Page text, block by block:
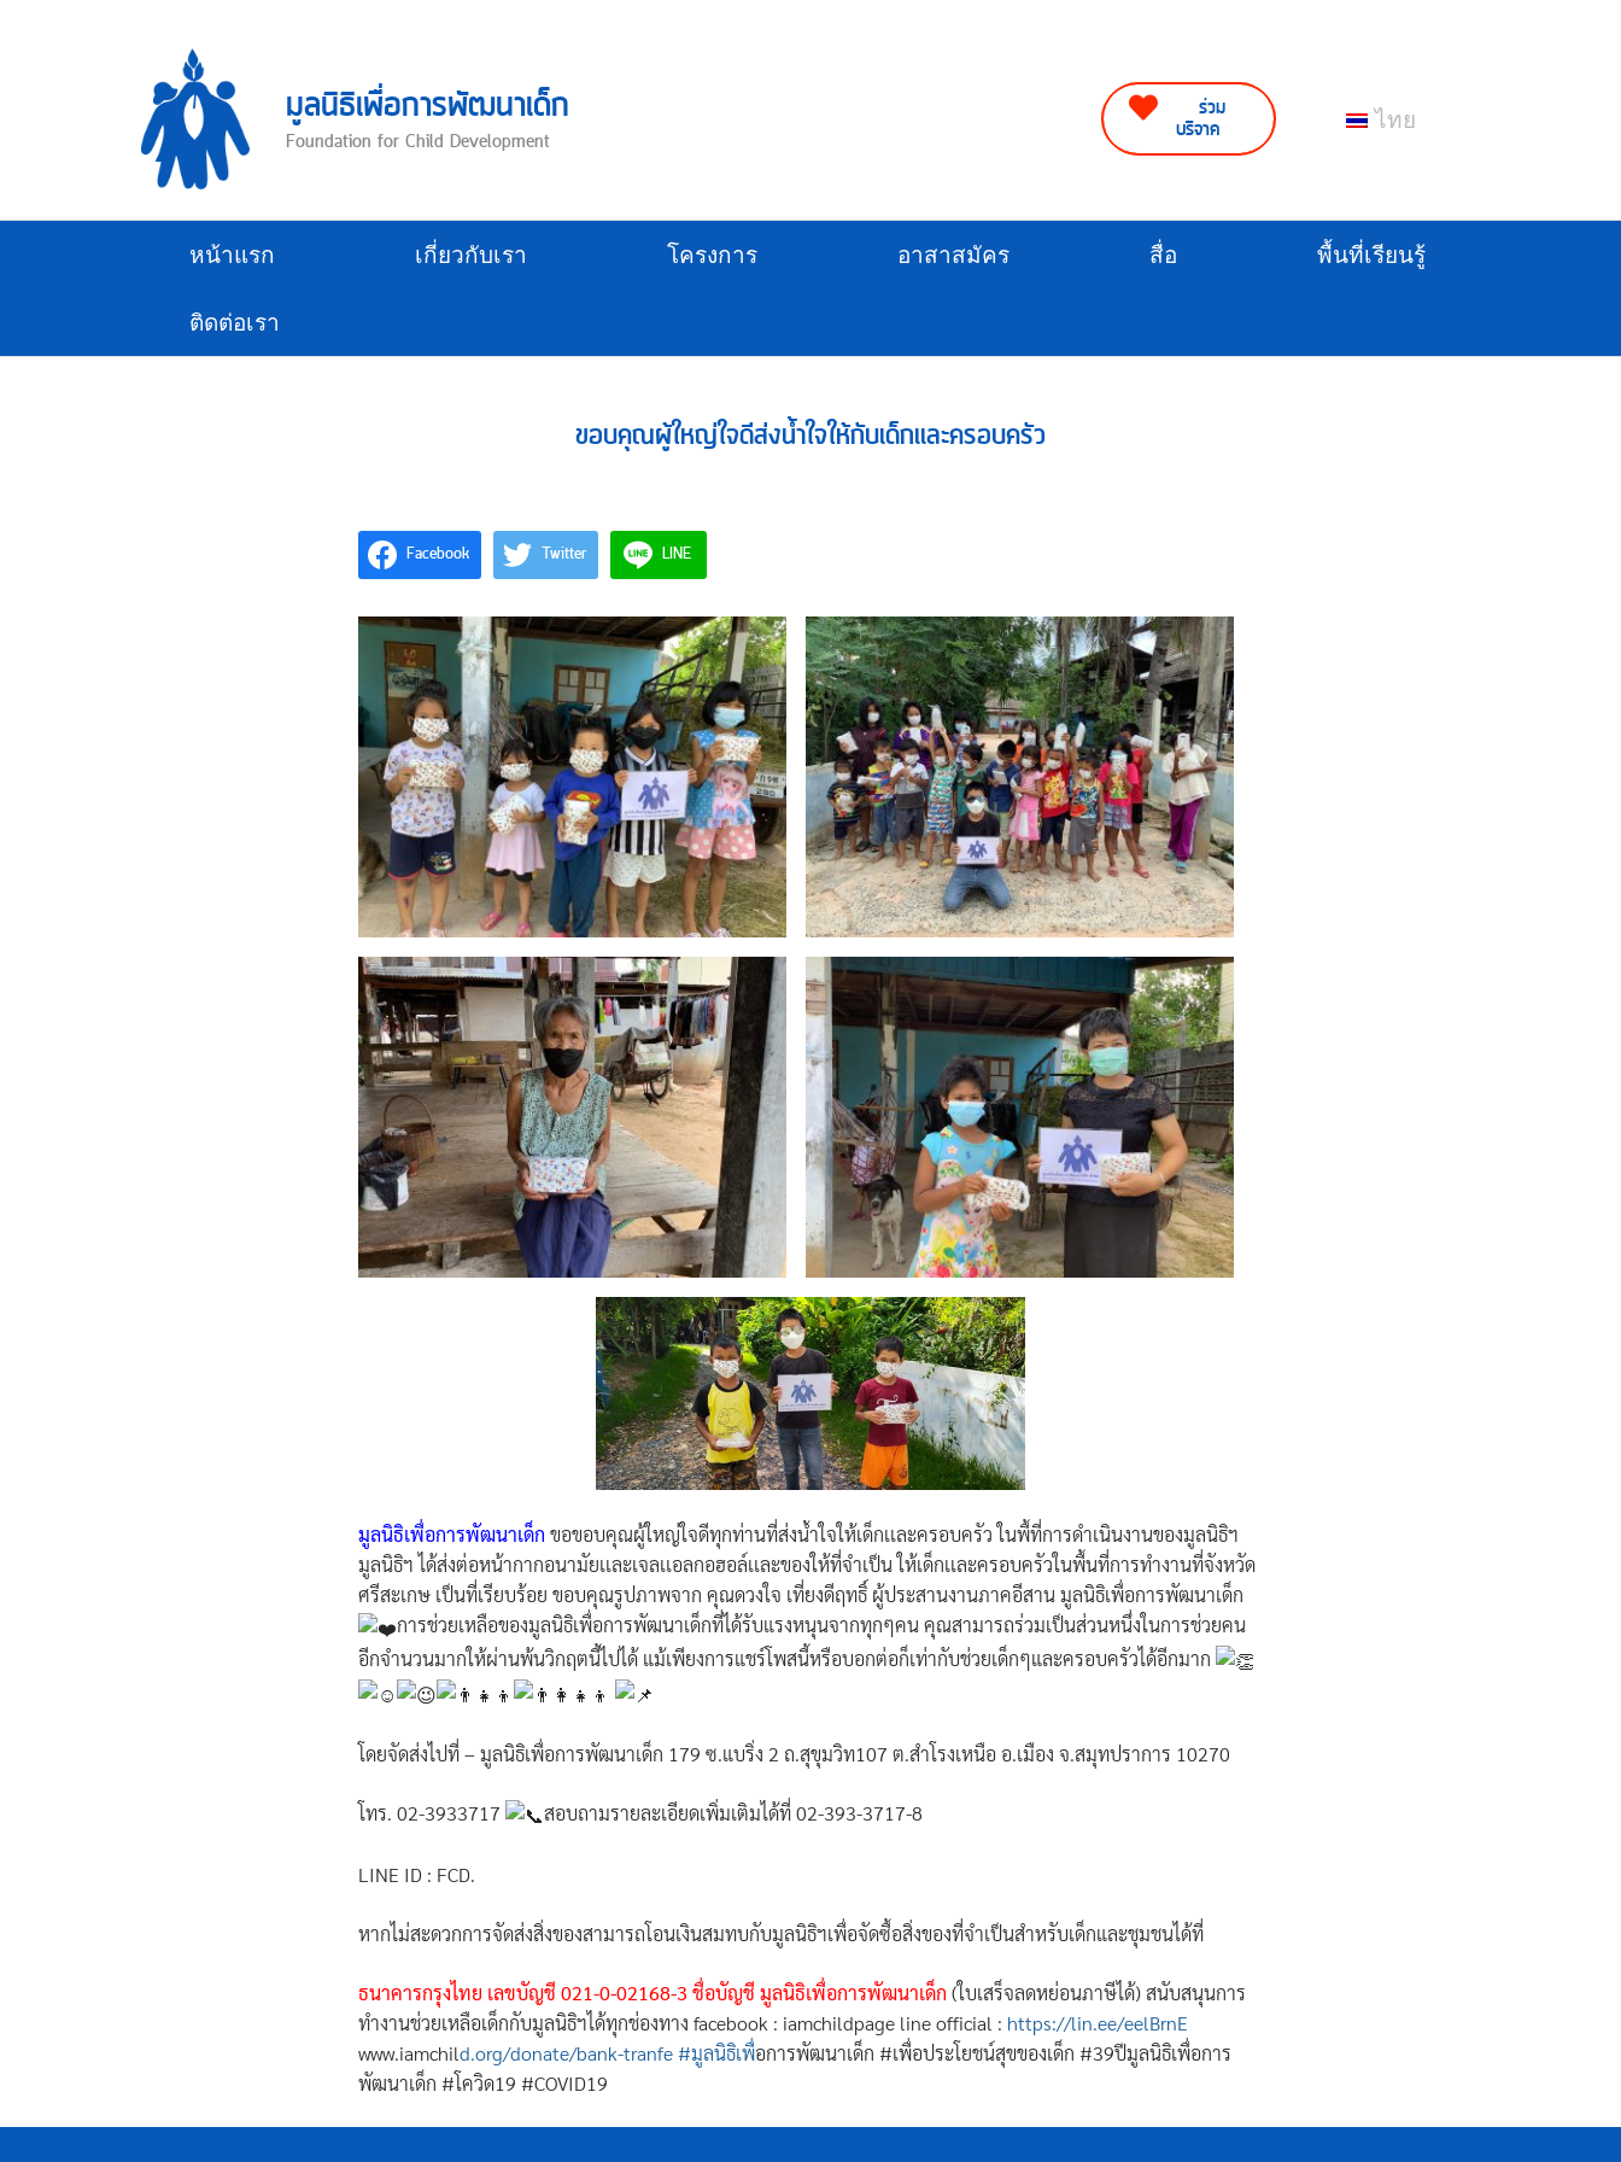
มูลนิธิเพื่อการพัฒนาเด็ก
Foundation for Child Development
ร่วม
บริจาค ไทย
หน้าแรก เกี่ยวกับเรา โครงการ อาสาสมัคร สื่อ พื้นที่เรียนรู้
ติดต่อเรา
ขอบคุณผู้ใหญ่ใจดีส่งน้ำใจให้กับเด็กเเละครอบครัว
Facebook Twitter LINE
มูลนิธิเพื่อการพัฒนาเด็ก ขอขอบคุณผู้ใหญ่ใจดีทุกท่านที่ส่งน้ำใจให้เด็กเเละครอบครัว ในพื้ที่การดำเนินงานของมูลนิธิฯ
มูลนิธิฯ ได้ส่งต่อหน้ากากอนามัยเเละเจลเเอลกอฮอล์เเละของให้ที่จำเป็น ให้เด็กเเละครอบครัวในพื้นที่การทำงานที่จังหวัด
ศรีสะเกษ เป็นที่เรียบร้อย ขอบคุณรูปภาพจาก คุณดวงใจ เที่ยงดีฤทธิ์ ผู้ประสานงานภาคอีสาน มูลนิธิเพื่อการพัฒนาเด็ก
การช่วยเหลือของมูลนิธิเพื่อการพัฒนาเด็กที่ได้รับแรงหนุนจากทุกๆคน คุณสามารถร่วมเป็นส่วนหนึ่งในการช่วยคน
อีกจำนวนมากให้ผ่านพ้นวิกฤตนี้ไปได้ แม้เพียงการแชร์โพสนี้หรือบอกต่อก็เท่ากับช่วยเด็กๆและครอบครัวได้อีกมาก
โดยจัดส่งไปที่ – มูลนิธิเพื่อการพัฒนาเด็ก 179 ซ.แบริ่ง 2 ถ.สุขุมวิท107 ต.สำโรงเหนือ อ.เมือง จ.สมุทปราการ 10270
โทร. 02-3933717 สอบถามรายละเอียดเพิ่มเติมได้ที่ 02-393-3717-8
LINE ID : FCD.
หากไม่สะดวกการจัดส่งสิ่งของสามารถโอนเงินสมทบกับมูลนิธิฯเพื่อจัดซื้อสิ่งของที่จำเป็นสำหรับเด็กและชุมชนได้ที่
ธนาคารกรุงไทย เลขบัญชี 021-0-02168-3 ชื่อบัญชี มูลนิธิเพื่อการพัฒนาเด็ก (ใบเสร็จลดหย่อนภาษีได้) สนับสนุนการ
ทำงานช่วยเหลือเด็กกับมูลนิธิฯได้ทุกช่องทาง facebook : iamchildpage line official : https://lin.ee/eelBrnE
www.iamchild.org/donate/bank-tranfe #มูลนิธิเพื่อการพัฒนาเด็ก #เพื่อประโยชน์สุขของเด็ก #39ปีมูลนิธิเพื่อการ
พัฒนาเด็ก #โควิด19 #COVID19